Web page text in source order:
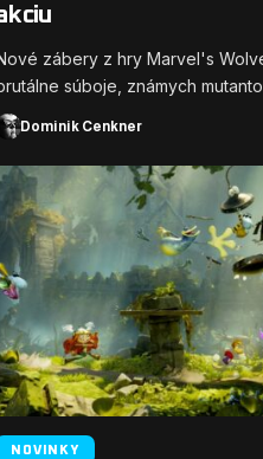
zábery z hry Marvel's
súboje, známych
Dominik Cenkner
NOVINKY